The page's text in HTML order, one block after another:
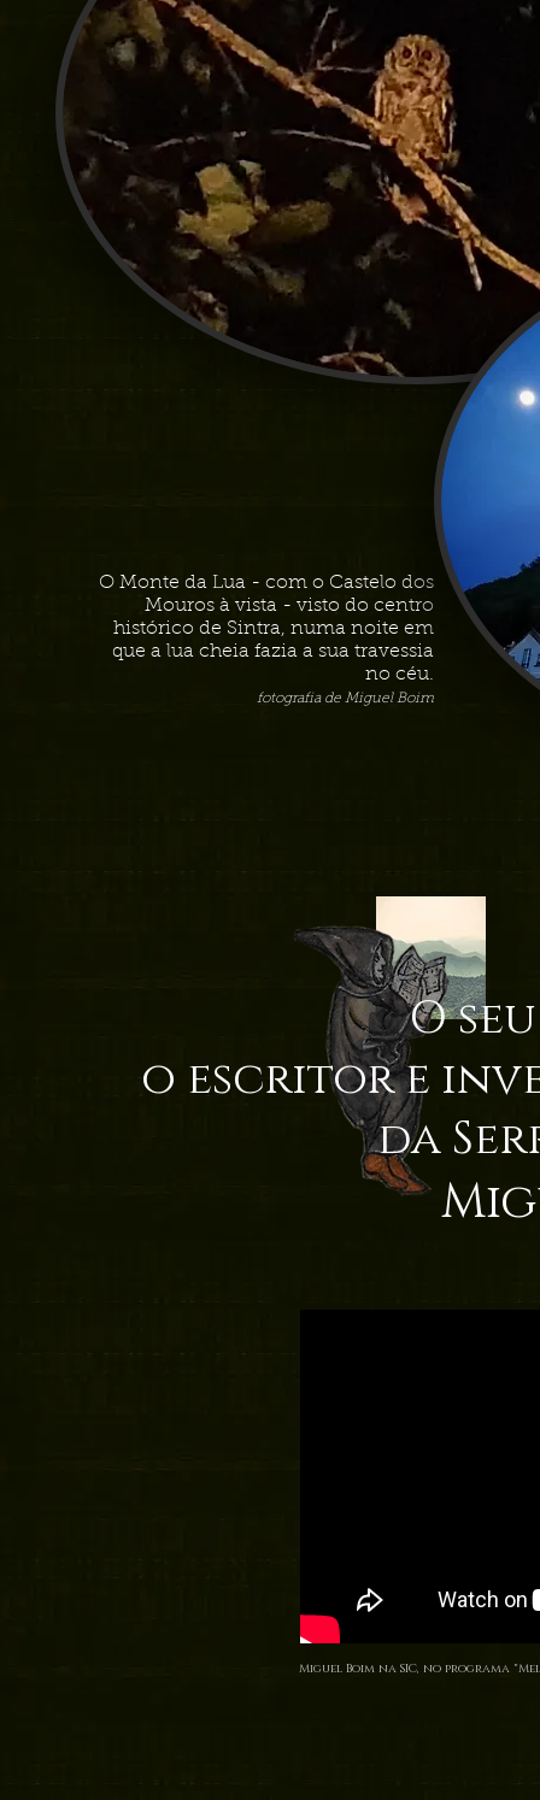
O Monte da Lua - com o Castelo dos
Mouros à vista - visto do centro
histórico de Sintra, numa noite em
que a lua cheia fazia a sua travessia
no céu.
fotografia de Miguel Boim
O
o escritor e
da
Miguel Boim na SIC, no programa